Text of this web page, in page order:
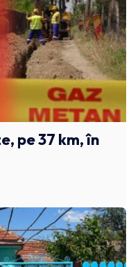
pe 37 km, în